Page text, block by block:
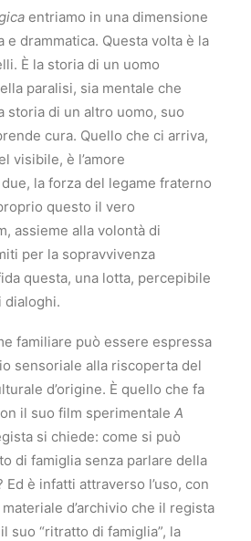
entriamo in una dimensione
e drammatica. Questa volta è la
È la storia di un uomo
paralisi, sia mentale che
storia di un altro uomo, suo
cura. Quello che ci arriva,
visibile, è l’amore
la forza del legame fraterno
questo il vero
assieme alla volontà di
per la sopravvivenza
questa, una lotta, percepibile
dialoghi.
familiare può essere espressa
sensoriale alla riscoperta del
d’origine. È quello che fa
il suo film sperimentale A
si chiede: come si può
di famiglia senza parlare della
è infatti attraverso l’uso, con
d’archivio che il regista
suo “ritratto di famiglia”, la